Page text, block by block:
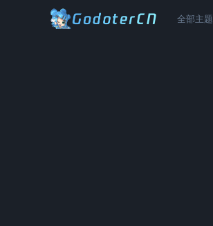
全部主题